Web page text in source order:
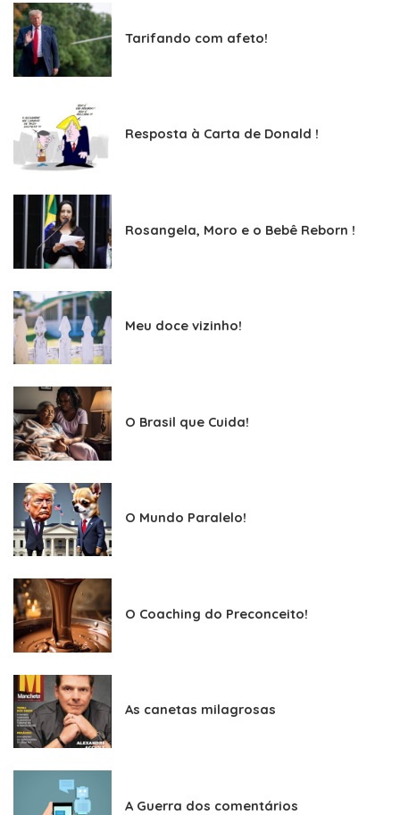
Tarifando com afeto!
Resposta à Carta de Donald !
Rosangela, Moro e o Bebê Reborn !
Meu doce vizinho!
O Brasil que Cuida!
O Mundo Paralelo!
O Coaching do Preconceito!
As canetas milagrosas
A Guerra dos comentários